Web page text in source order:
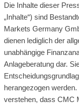
Die Inhalte dieser
„Inhalte“) sind
Markets Germany
dienen lediglich der
unabhängige
Anlageberatung dar.
herangezogen
verstehen, dass CMC